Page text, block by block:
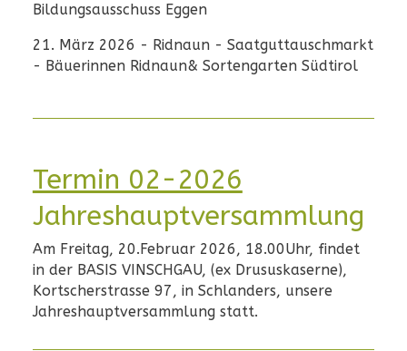
Bildungsausschuss Eggen
21. März 2026 - Ridnaun - Saatguttauschmarkt
- Bäuerinnen Ridnaun& Sortengarten Südtirol
Termin 02-2026
Jahreshauptversammlung
Am Freitag, 20.Februar 2026, 18.00Uhr, findet
in der BASIS VINSCHGAU, (ex Drususkaserne),
Kortscherstrasse 97, in Schlanders, unsere
Jahreshauptversammlung statt.